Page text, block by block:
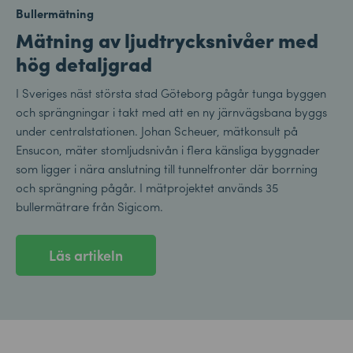
Bullermätning
Mätning av ljudtrycksnivåer med
hög detaljgrad
I Sveriges näst största stad Göteborg pågår tunga byggen
och sprängningar i takt med att en ny järnvägsbana byggs
under centralstationen. Johan Scheuer, mätkonsult på
Ensucon, mäter stomljudsnivån i flera känsliga byggnader
som ligger i nära anslutning till tunnelfronter där borrning
och sprängning pågår. I mätprojektet används 35
bullermätrare från Sigicom.
Läs artikeln